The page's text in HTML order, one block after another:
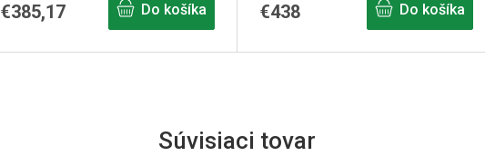
Súvisiaci tovar
€385,17 Do košíka €438 Do košíka